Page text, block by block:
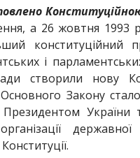
а 26 жовтня 1993
конституційний
і
створили нову
Закону
Президентом